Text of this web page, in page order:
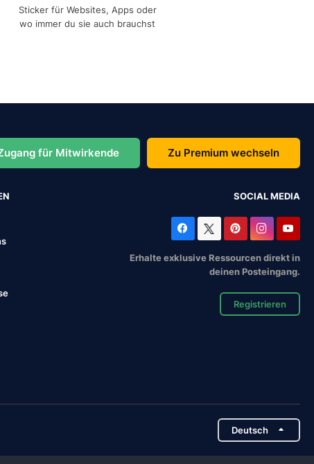
Sticker für Websites, Apps oder
wo immer du sie auch brauchst
für Mitwirkende Zu Premium wechseln
SOCIAL MEDIA
Erhalte exklusive Ressourcen direkt in
deinen Posteingang.
Registrieren
Deutsch